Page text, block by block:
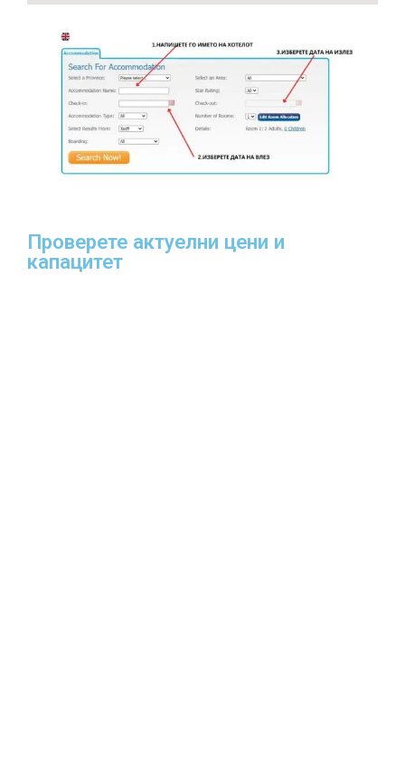
Проверете актуелни цени и
капацитет